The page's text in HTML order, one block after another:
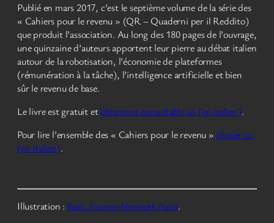
Publié en mars 2017, c’est le septième volume de la série des
« Cahiers pour le revenu » (QR – Quaderni per il Reddito)
que produit l’association. Au long des 180 pages de l’ouvrage,
une quinzaine d’auteurs apportent leur pierre au débat italien
autour de la robotisation, l’économie de plateformes
(rémunération à la tâche), l’intelligence artificielle et bien
sûr le revenu de base.
Le livre est gratuit etlibrement consultable ici (en italien).
Pour lire l’ensemble des « Cahiers pour le revenu » cliquer ici
(en italien).
Illustration : Basic Income Network Italia.